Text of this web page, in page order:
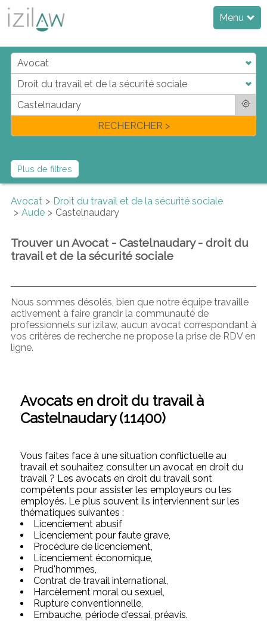
Menu
jdadi
fl
RECHERCHER >
Plus de filtres
Avocat
Droit du travail et de la sécurité sociale
Aude
Castelnaudary
Trouver un Avocat - Castelnaudary - droit du
travail et de la sécurité sociale
Nous sommes désolés, bien que notre équipe travaille
activement à faire grandir la communauté de
professionnels sur izilaw, aucun avocat correspondant à
vos critères de recherche ne propose la prise de RDV en
ligne.
Avocats en droit du travail à
Castelnaudary (11400)
Vous faites face à une situation conflictuelle au
travail et souhaitez consulter un avocat en droit du
travail ? Les avocats en droit du travail sont
compétents pour assister les employeurs ou les
employés. Le plus souvent ils interviennent sur les
thématiques suivantes :
Licenciement abusif
Licenciement pour faute grave,
Procédure de licenciement,
Licenciement économique,
Prud'hommes,
Contrat de travail international,
Harcèlement moral ou sexuel,
Rupture conventionnelle,
Embauche, période d'essai, préavis.